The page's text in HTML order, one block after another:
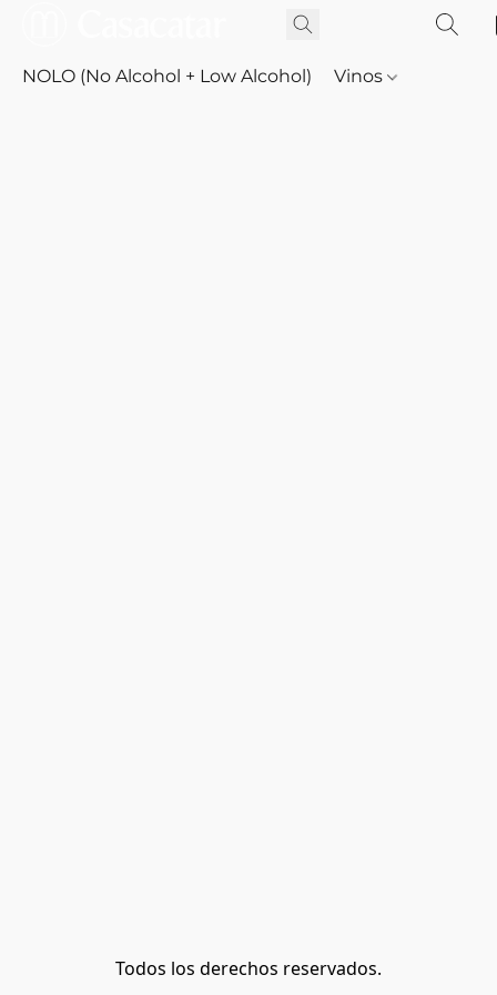
NOLO (No Alcohol + Low Alcohol) Vinos
Todos los derechos reservados.